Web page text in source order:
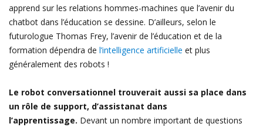
apprend sur les relations hommes-machines que l’avenir du
chatbot dans l’éducation se dessine. D’ailleurs, selon le
futurologue Thomas Frey, l’avenir de l’éducation et de la
formation dépendra de l’intelligence artificielle et plus
généralement des robots !
Le robot conversationnel trouverait aussi sa place dans
un rôle de support, d’assistanat dans
l’apprentissage. Devant un nombre important de questions